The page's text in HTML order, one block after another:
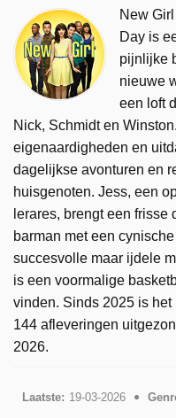
New
Day is
pijnlijke
nieuwe
een loft
Nick, Schmidt en
eigenaardigheden en
dagelijkse avonturen en
huisgenoten. Jess, een
lerares, brengt een
barman met een
succesvolle maar ijdele
is een voormalige
vinden. Sinds 2025 is
144 afleveringen
2026.
Laatste: 19-03-2026